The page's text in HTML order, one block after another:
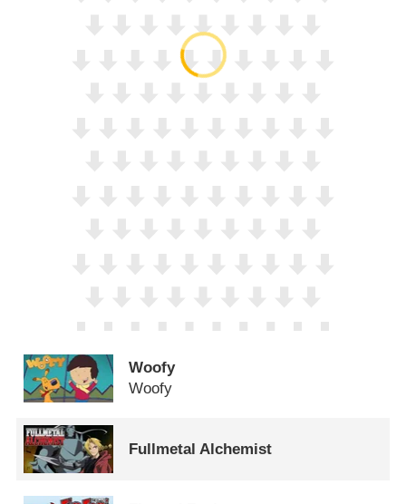
Woofy
Woofy
Fullmetal Alchemist